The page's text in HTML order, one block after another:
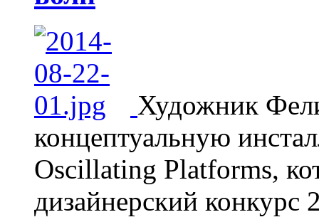
Художник
концептуальную
Oscillating Platforms,
дизайнерский конкурс